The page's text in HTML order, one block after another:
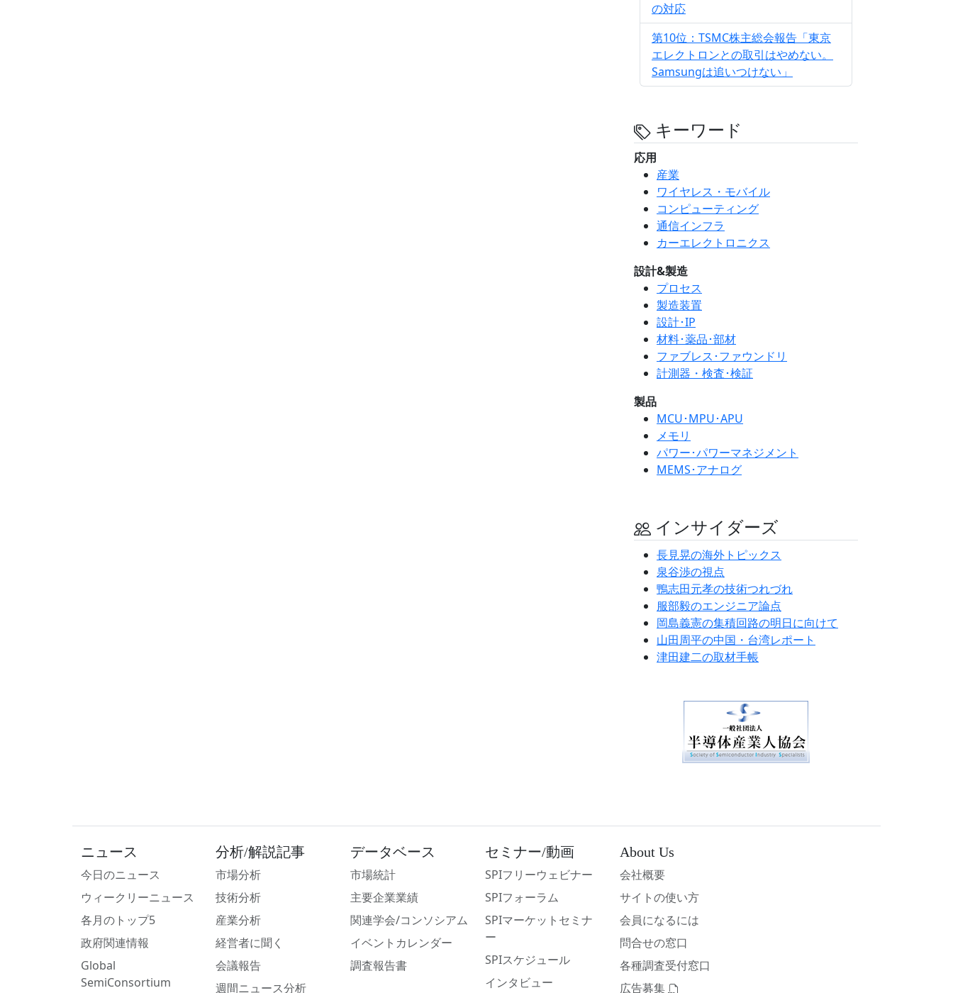
の対応
第10位：TSMC株主総会報告「東京
エレクトロンとの取引はやめない。
Samsungは追いつけない」
キーワード
応用
産業
ワイヤレス・モバイル
コンピューティング
通信インフラ
カーエレクトロニクス
設計&製造
プロセス
製造装置
設計･IP
材料･薬品･部材
ファブレス･ファウンドリ
計測器・検査･検証
製品
MCU･MPU･APU
メモリ
パワー･パワーマネジメント
MEMS･アナログ
インサイダーズ
長見晃の海外トピックス
泉谷渉の視点
鴨志田元孝の技術つれづれ
服部毅のエンジニア論点
岡島義憲の集積回路の明日に向けて
山田周平の中国・台湾レポート
津田建二の取材手帳
ニュース
今日のニュース
ウィークリーニュース
各月のトップ5
政府関連情報
Global
SemiConsortium
分析/解説記事
市場分析
技術分析
産業分析
経営者に聞く
会議報告
週間ニュース分析
データベース
市場統計
主要企業業績
関連学会/コンソシアム
イベントカレンダー
調査報告書
セミナー/動画
SPIフリーウェビナー
SPIフォーラム
SPIマーケットセミナ
ー
SPIスケジュール
インタビュー
About Us
会社概要
サイトの使い方
会員になるには
問合せの窓口
各種調査受付窓口
広告募集